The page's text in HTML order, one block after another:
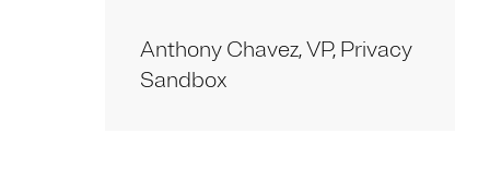
Anthony Chavez, VP, Privacy
Sandbox